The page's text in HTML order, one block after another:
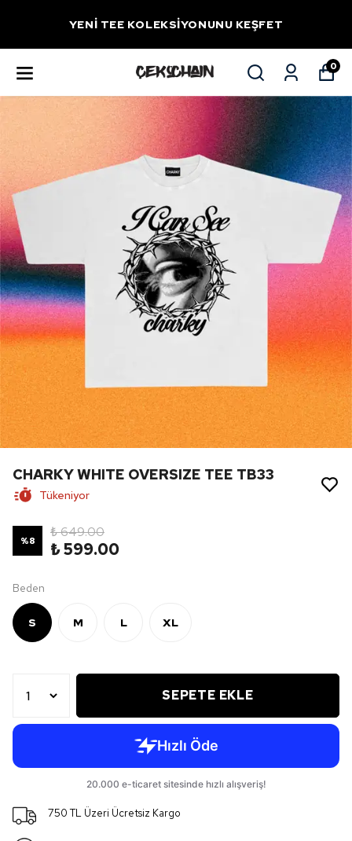
YENİ TEE KOLEKSİYONUNU KEŞFET
0
CHARKY WHITE OVERSIZE TEE TB33
Tükeniyor
%8
₺ 649.00
₺ 599.00
Beden
S M L XL
SEPETE EKLE
750 TL Üzeri Ücretsiz Kargo